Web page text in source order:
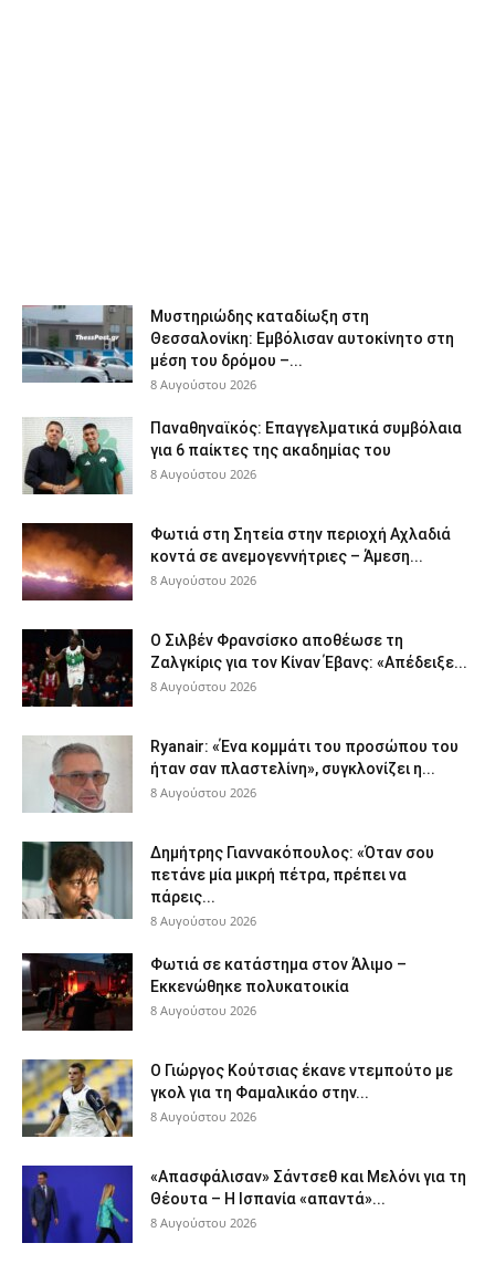
Μυστηριώδης καταδίωξη στη
Θεσσαλονίκη: Εμβόλισαν αυτοκίνητο στη
μέση του δρόμου –...
8 Αυγούστου 2026
Παναθηναϊκός: Επαγγελματικά συμβόλαια
για 6 παίκτες της ακαδημίας του
8 Αυγούστου 2026
Φωτιά στη Σητεία στην περιοχή Αχλαδιά
κοντά σε ανεμογεννήτριες – Άμεση...
8 Αυγούστου 2026
Ο Σιλβέν Φρανσίσκο αποθέωσε τη
Ζαλγκίρις για τον Κίναν Έβανς: «Απέδειξε...
8 Αυγούστου 2026
Ryanair: «Ένα κομμάτι του προσώπου του
ήταν σαν πλαστελίνη», συγκλονίζει η...
8 Αυγούστου 2026
Δημήτρης Γιαννακόπουλος: «Όταν σου
πετάνε μία μικρή πέτρα, πρέπει να
πάρεις...
8 Αυγούστου 2026
Φωτιά σε κατάστημα στον Άλιμο –
Εκκενώθηκε πολυκατοικία
8 Αυγούστου 2026
Ο Γιώργος Κούτσιας έκανε ντεμπούτο με
γκολ για τη Φαμαλικάο στην...
8 Αυγούστου 2026
«Απασφάλισαν» Σάντσεθ και Μελόνι για τη
Θέουτα – Η Ισπανία «απαντά»...
8 Αυγούστου 2026